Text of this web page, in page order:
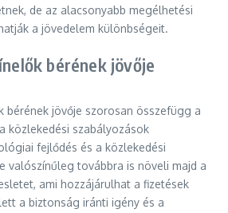
de az alacsonyabb megélhetési
a jövedelem különbségeit.
bérének jövője
bérének jövője szorosan összefügg a
közlekedési szabályozások
fejlődés és a közlekedési
valószínűleg továbbra is növeli majd a
ami hozzájárulhat a fizetések
a biztonság iránti igény és a